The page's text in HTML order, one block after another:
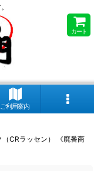
カート
ご利用案内
CRラッセン） 《廃番商